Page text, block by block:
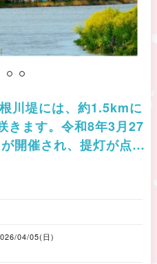
川堤には、約1.5kmに
きます。令和8年3月27
開催され、提灯が点灯
04/05(日)